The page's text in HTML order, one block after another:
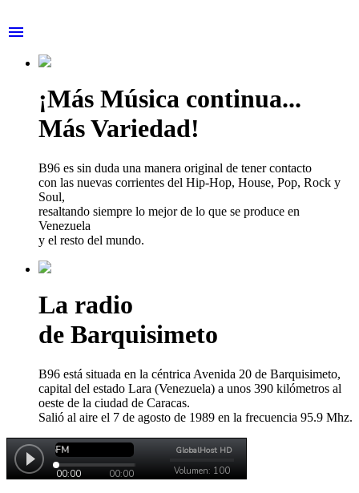
menu
¡Más Música continua...
Más Variedad!
B96 es sin duda una manera original de tener contacto
con las nuevas corrientes del Hip-Hop, House, Pop, Rock y
Soul,
resaltando siempre lo mejor de lo que se produce en
Venezuela
y el resto del mundo.
La radio
de Barquisimeto
B96 está situada en la céntrica Avenida 20 de Barquisimeto,
capital del estado Lara (Venezuela) a unos 390 kilómetros al
oeste de la ciudad de Caracas.
Salió al aire el 7 de agosto de 1989 en la frecuencia 95.9 Mhz.